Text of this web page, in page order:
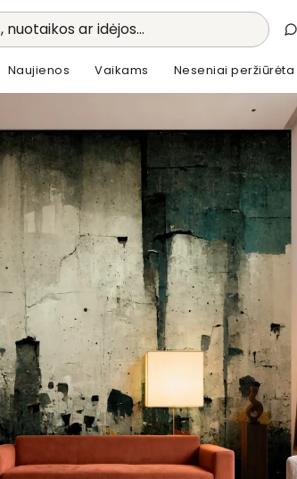
nuotaikos ar idėjos...
Naujienos Vaikams Neseniai peržiūrėta